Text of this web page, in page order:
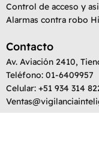
Control de acceso y
Alarmas contra robo
Contacto
Av. Aviación 2410,
Teléfono: 01-6409957
Celular: +51 934 314